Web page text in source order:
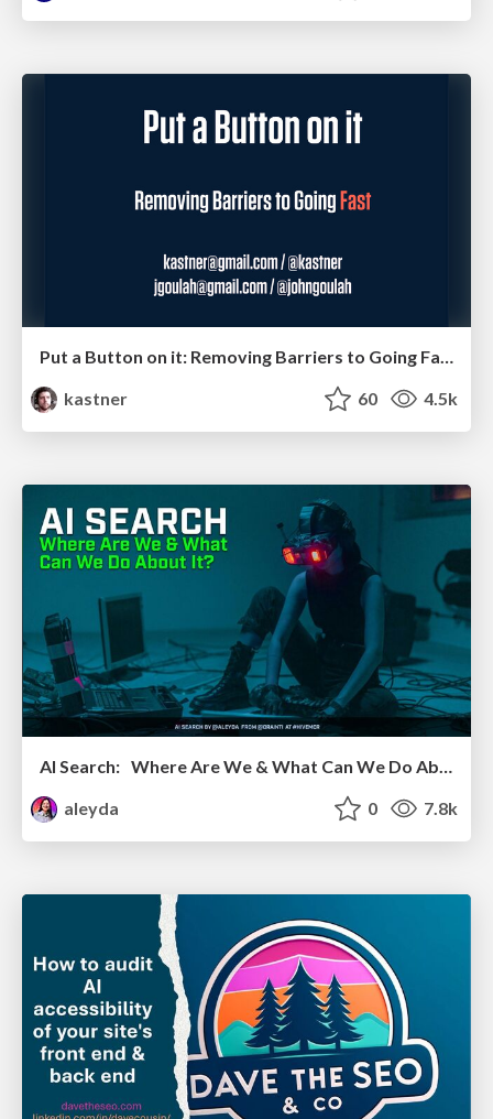
kastner
60 4.5k
AI Search: Where Are We & What Can We Do About It?
aleyda
0 7.8k